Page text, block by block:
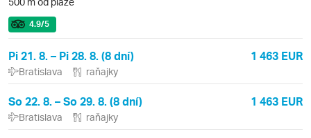
4.9/5
Pi 21. 8. – Pi 28. 8. (8 dní) 1 463 EUR
Bratislava raňajky
So 22. 8. – So 29. 8. (8 dní) 1 463 EUR
Bratislava raňajky